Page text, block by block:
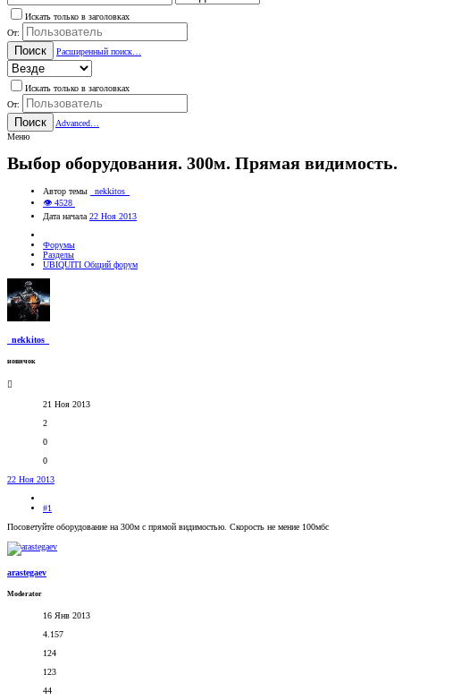
Искать только в заголовках
От:
Поиск Расширенный поиск…
Искать только в заголовках
От:
Поиск
Advanced…
Меню
Выбор оборудования. 300м. Прямая видимость.
Автор темы
_nekkitos_
👁 4528
Дата начала 22 Ноя 2013
Форумы
Разделы
UBIQUITI Общий форум
_nekkitos_
новичок
21 Ноя 2013
2
0
0
22 Ноя 2013
#1
Посоветуйте оборудование на 300м с прямой видимостью. Скорость не мение 100мбс
arastegaev
Moderator
16 Янв 2013
4.157
124
123
44